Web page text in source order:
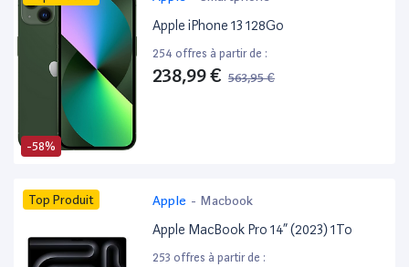
-58%
Apple iPhone 13 128Go
254 offres à partir de :
238,99 € 563,95 €
Top Produit Apple - Macbook
Apple MacBook Pro 14” (2023) 1To
253 offres à partir de :